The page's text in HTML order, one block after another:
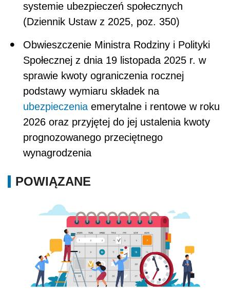
systemie ubezpieczeń społecznych
(Dziennik Ustaw z 2025, poz. 350)
Obwieszczenie Ministra Rodziny i Polityki
Społecznej z dnia 19 listopada 2025 r. w
sprawie kwoty ograniczenia rocznej
podstawy wymiaru składek na
ubezpieczeniaemerytalne i rentowe w roku
2026 oraz przyjętej do jej ustalenia kwoty
prognozowanego przeciętnego
wynagrodzenia
POWIĄZANE